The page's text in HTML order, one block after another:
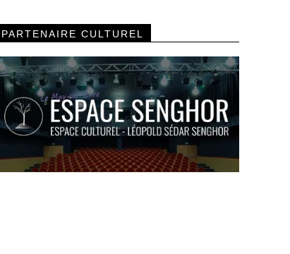
PARTENAIRE CULTUREL